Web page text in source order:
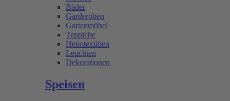
Bäder
Garderoben
Gartenmöbel
Teppiche
Heimtextilien
Leuchten
Dekorationen
Speisen